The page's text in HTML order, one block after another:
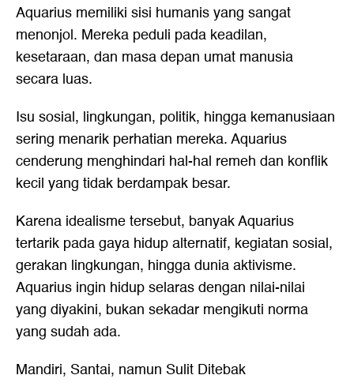
Aquarius memiliki sisi humanis yang sangat
menonjol. Mereka peduli pada keadilan,
kesetaraan, dan masa depan umat manusia
secara luas.
Isu sosial, lingkungan, politik, hingga kemanusiaan
sering menarik perhatian mereka. Aquarius
cenderung menghindari hal-hal remeh dan konflik
kecil yang tidak berdampak besar.
Karena idealisme tersebut, banyak Aquarius
tertarik pada gaya hidup alternatif, kegiatan sosial,
gerakan lingkungan, hingga dunia aktivisme.
Aquarius ingin hidup selaras dengan nilai-nilai
yang diyakini, bukan sekadar mengikuti norma
yang sudah ada.
Mandiri, Santai, namun Sulit Ditebak